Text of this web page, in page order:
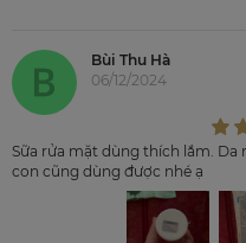
Bùi Thu Hà
06/12/2024
Sữa rửa mặt dùng thích lắm.
con cũng dùng được nhé ạ